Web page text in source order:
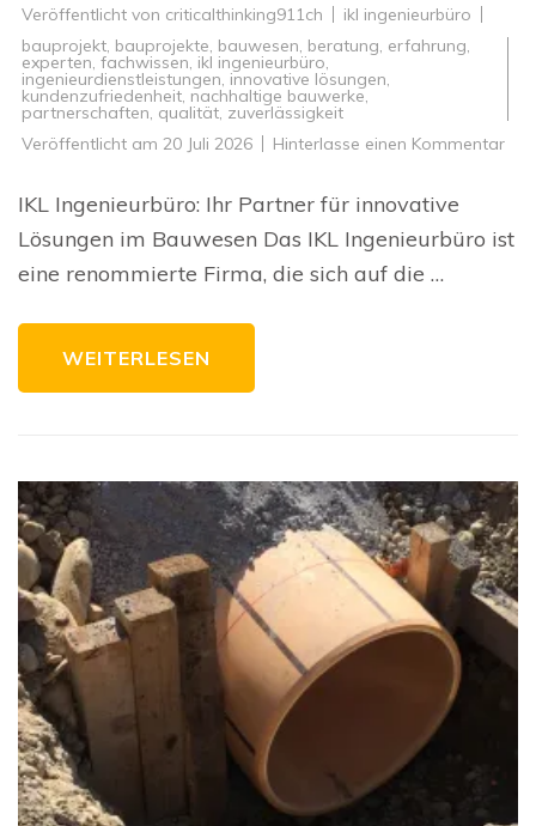
Veröffentlicht von criticalthinking911ch
ikl ingenieurbüro
bauprojekt, bauprojekte, bauwesen, beratung, erfahrung,
experten, fachwissen, ikl ingenieurbüro,
ingenieurdienstleistungen, innovative lösungen,
kundenzufriedenheit, nachhaltige bauwerke,
partnerschaften, qualität, zuverlässigkeit
Veröffentlicht am 20 Juli 2026 Hinterlasse einen Kommentarzu
Ihr
IKL Ingenieurbüro: Ihr Partner für innovative
Lösungen im Bauwesen Das IKL Ingenieurbüro ist
eine renommierte Firma, die sich auf die …
WEITERLESEN